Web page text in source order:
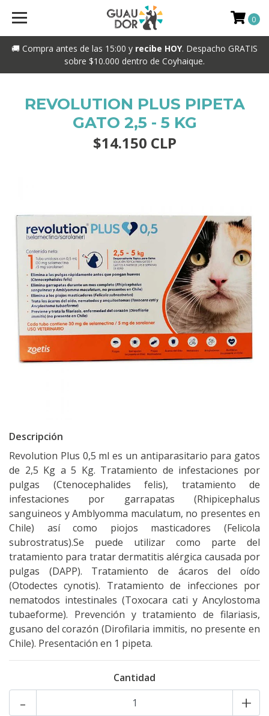
🚚 Compra antes de las 15:00 y recibe HOY. Despacho GRATIS
sobre $10.000 dentro de Coyhaique.
0
REVOLUTION PLUS PIPETA
GATO 2,5 - 5 KG
$14.150 CLP
Descripción
Revolution Plus 0,5 ml es un antiparasitario para gatos
de 2,5 Kg a 5 Kg. Tratamiento de infestaciones por
pulgas (Ctenocephalides felis), tratamiento de
infestaciones por garrapatas (Rhipicephalus
sanguineos y Amblyomma maculatum, no presentes en
Chile) así como piojos masticadores (Felicola
subrostratus).Se puede utilizar como parte del
tratamiento para tratar dermatitis alérgica causada por
pulgas (DAPP). Tratamiento de ácaros del oído
(Otodectes cynotis). Tratamiento de infecciones por
nematodos intestinales (Toxocara cati y Ancylostoma
tubaeforme). Prevención y tratamiento de filariasis,
gusano del corazón (Dirofilaria immitis, no presente en
Chile). Presentación en 1 pipeta.
Cantidad
+
-